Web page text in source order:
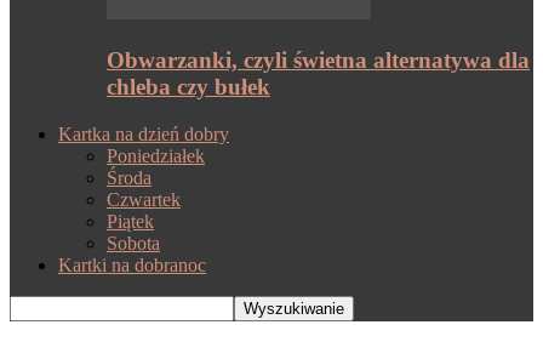
Obwarzanki, czyli świetna alternatywa dla
chleba czy bułek
Kartka na dzień dobry
Poniedziałek
Środa
Czwartek
Piątek
Sobota
Kartki na dobranoc